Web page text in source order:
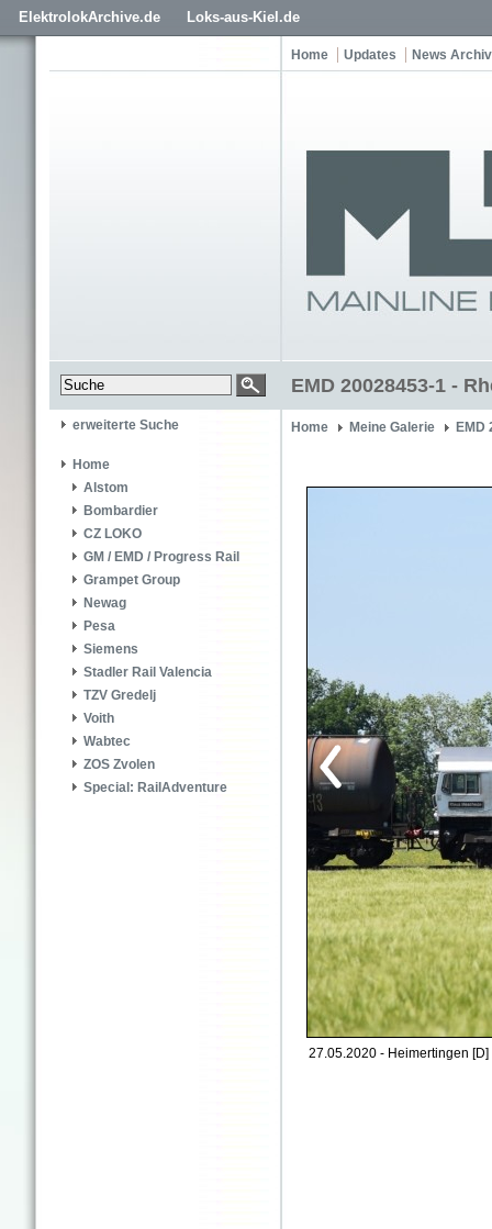
ElektrolokArchive.de Loks-aus-Kiel.de
Home Updates News Archiv
EMD 20028453-1 -
erweiterte Suche
Home
Alstom
Bombardier
CZ LOKO
GM / EMD / Progress Rail
Grampet Group
Newag
Pesa
Siemens
Stadler Rail Valencia
TZV Gredelj
Voith
Wabtec
ZOS Zvolen
Special: RailAdventure
Home Meine Galerie EMD
27.05.2020 - Heimertingen [D]